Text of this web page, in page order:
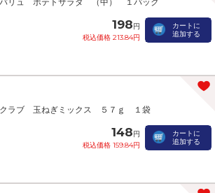
198円
税込価格 213.84円
カートに
追加する
クラブ 玉ねぎミックス ５７ｇ １袋
148円
税込価格 159.84円
カートに
追加する